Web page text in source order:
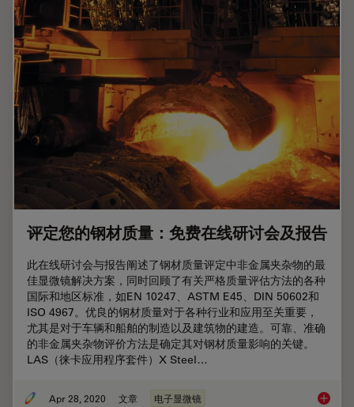
评定您的钢材质量：免费在线研讨会及报告
此在线研讨会与报告阐述了钢材质量评定中非金属夹杂物的最
佳显微镜解决方案，同时回顾了有关严格质量评估方法的各种
国际和地区标准，如EN 10247、ASTM E45、DIN 50602和
ISO 4967。优良的钢材质量对于各种行业和应用至关重要，
尤其是对于车辆和船舶的制造以及建筑物的建造。可靠、准确
的非金属夹杂物评价方法是确定其对钢材质量影响的关键。
LAS（徕卡应用程序套件）X Steel…
Apr 28, 2020 文章 电子显微镜 评定您